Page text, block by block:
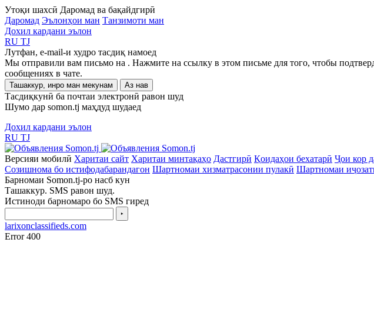
Утоқи шахсӣ Даромад ва бақайдгирӣ
Даромад Эълонҳои ман Танзимоти ман
Дохил кардани эълон
RU TJ
Лутфан, e-mail-и худро тасдиқ намоед
Мы отправили вам письмо на . Нажмите на ссылку в этом письме для того, чтобы
сообщениях в чате.
Ташаккур, инро ман мекунам Аз нав
Тасдиқкунӣ ба почтаи электронӣ равон шуд
Шумо дар somon.tj маҳдуд шудаед
Дохил кардани эълон
RU TJ
Версияи мобилӣ Харитаи сайт Харитаи минтақаҳо Дастгирӣ Қоидаҳои бехатарӣ Ҷои кор
Созишнома бо истифодабарандагон Шартномаи хизматрасонии пулакӣ Шартномаи
Барномаи Somon.tj-ро насб кун
Ташаккур. SMS равон шуд.
Истиноди барномаро бо SMS гиред
‣
larixonclassifieds.com
Error 400